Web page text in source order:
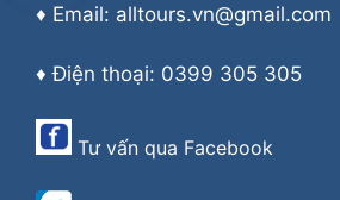
♦ Email: alltours.vn@gmail.com
♦ Điện thoại: 0399 305 305
Tư vấn qua Facebook